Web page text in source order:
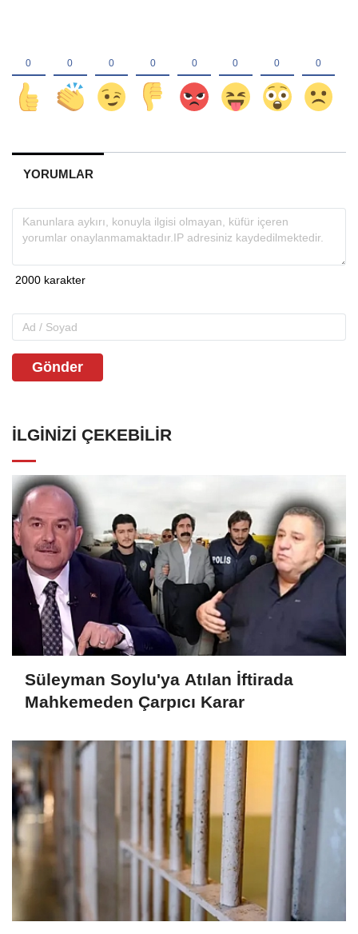
YORUMLAR
Gönder
İLGINIZI ÇEKEBILIR
Süleyman Soylu'ya Atılan İftirada
Mahkemeden Çarpıcı Karar